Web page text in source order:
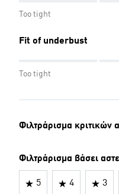
Too tight
Fit of underbust
Too tight
Φιλτράρισμα κριτικών
Φιλτράρισμα βάσει
5 4 3